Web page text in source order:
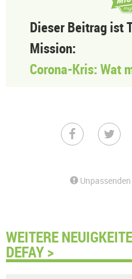
Dieser Beitrag ist
Mission:
Corona-Kris: Wat
WEITERE
DEFAY >